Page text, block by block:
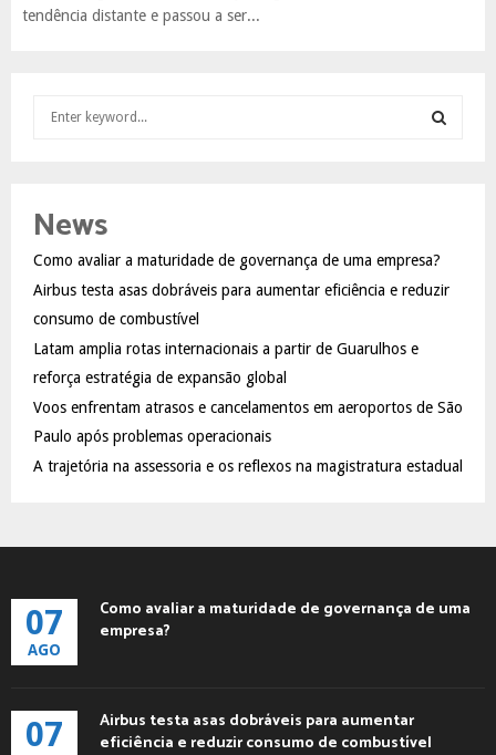
tendência distante e passou a ser...
h
o
r
:
R
News
Como avaliar a maturidade de governança de uma empresa?
Airbus testa asas dobráveis para aumentar eficiência e reduzir
consumo de combustível
Latam amplia rotas internacionais a partir de Guarulhos e
reforça estratégia de expansão global
Voos enfrentam atrasos e cancelamentos em aeroportos de São
Paulo após problemas operacionais
A trajetória na assessoria e os reflexos na magistratura estadual
07
AGO
Como avaliar a maturidade de governança de uma
empresa?
07
Airbus testa asas dobráveis para aumentar
eficiência e reduzir consumo de combustível